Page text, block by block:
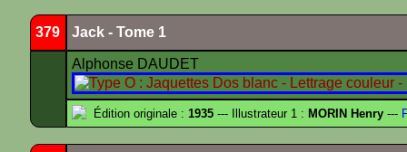
379 Jack - Tome 1
Alphonse DAUDET
Édition originale : 1935 --- Illustrateur 1 : MORIN Henry ---